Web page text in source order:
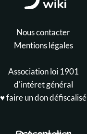
Nous contacter
Mentions légales
Association loi 1901
d'intéret général
♥️ faire un don défiscalisé